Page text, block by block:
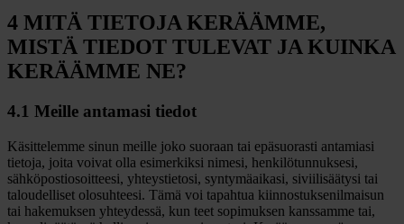
4 MITÄ TIETOJA KERÄÄMME,
MISTÄ TIEDOT TULEVAT JA KUINKA
KERÄÄMME NE?
4.1 Meille antamasi tiedot
Käsittelemme sinun meille joko suoraan tai epäsuorasti antamiasi
tietoja, joita voivat olla esimerkiksi nimesi, henkilötunnuksesi,
sähköpostiosoitteesi, yhteystietosi, syntymäaikasi, siviilisäätysi tai
taloudelliset olosuhteesi. Tämä voi tapahtua kiinnostuksenilmaisun
tai hakemuksen yhteydessä, kun teet sopimuksen kanssamme tai,